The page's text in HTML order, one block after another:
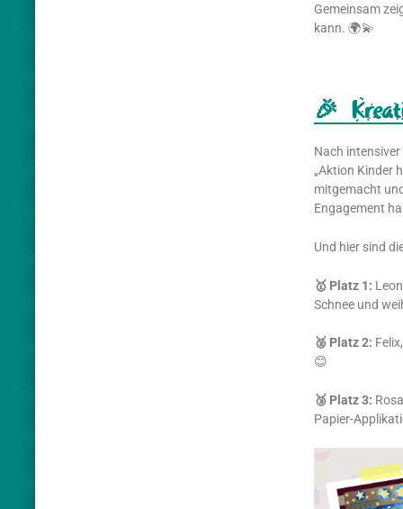
Gemeinsam
kann. 🌍💫
🎉
Nach
„Aktion Kinder
mitgemacht
Engagement
Und hier sind
🥇 Platz 1:
Schnee und
🥈 Platz 2:
😊
🥉 Platz 3:
Papier-